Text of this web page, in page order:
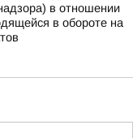
в отношении
в обороте на